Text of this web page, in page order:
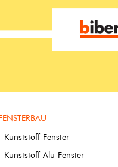
Kunststoff-Fenster
Kunststoff-Alu-Fenster